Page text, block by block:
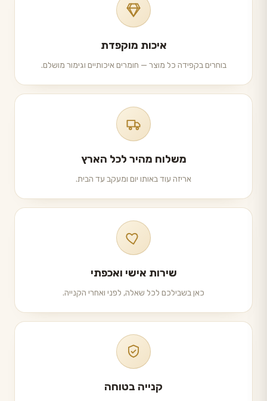
איכות מוקפדת
בוחרים בקפידה כל מוצר — חומרים איכותיים וגימור מושלם.
משלוח מהיר לכל הארץ
אריזה עוד באותו יום ומעקב עד הבית.
שירות אישי ואכפתי
כאן בשבילכם לכל שאלה, לפני ואחרי הקנייה.
קנייה בטוחה